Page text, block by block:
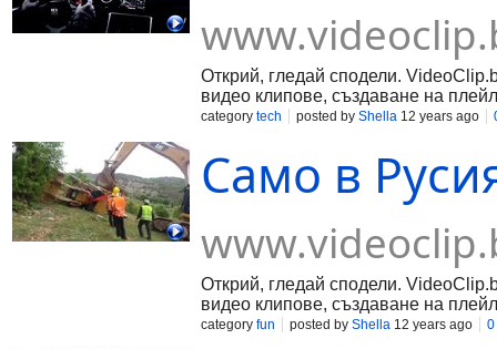
Открий, гледай сподели.
видео клипове, създаване на
category tech posted by Shella 12 years ago
Само в
Открий, гледай сподели.
видео клипове, създаване на
category fun posted by Shella 12 years ago 0